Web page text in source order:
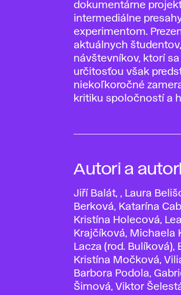
dokumentárne
intermediálne
experimentom.
aktuálnych
návštevníkov, ktorí
určitosťou však
niekoľkoročné
kritiku spoločností a
Autori a
Jiří Balát, , Laura
Berková, Katarína
Kristína Holecová,
Krajčíková, Michaela
Lacza (rod.
Kristína Močková,
Barbora Podola,
Šimová, Viktor